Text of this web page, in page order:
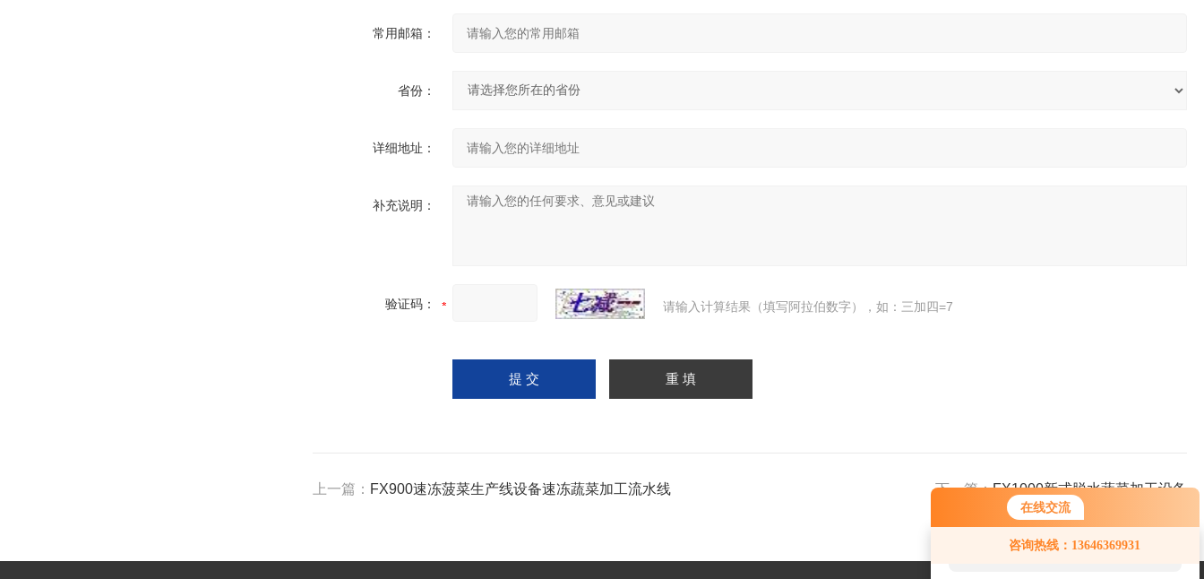
在线交流
咨询热线：13646369931
服务，请问您要咨询什么问题呢？
常用邮箱：
省份：
详细地址：
补充说明：
验证码： 请输入计算结果（填写阿拉伯数字），如：三加四=7
上一篇： FX900速冻菠菜生产线设备速冻蔬菜加工流水线 下一篇：FX1000新式脱水蔬菜加工设备